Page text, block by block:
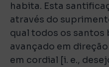
habita. Esta
através do
qual todos os santos
avançado em
em cordial [i. e.,